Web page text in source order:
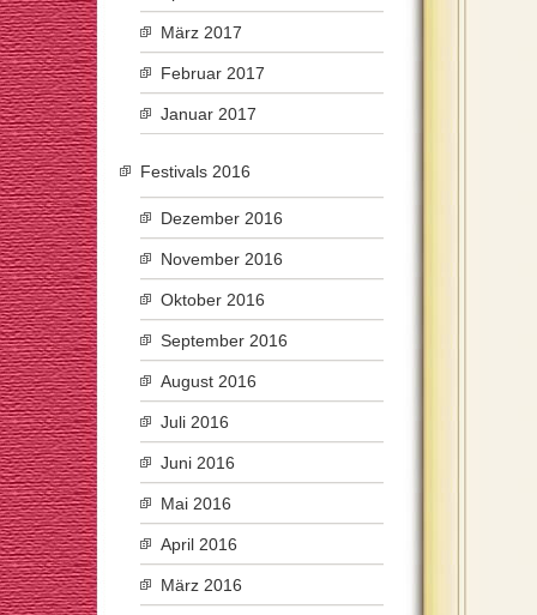
März 2017
Februar 2017
Januar 2017
Festivals 2016
Dezember 2016
November 2016
Oktober 2016
September 2016
August 2016
Juli 2016
Juni 2016
Mai 2016
April 2016
März 2016